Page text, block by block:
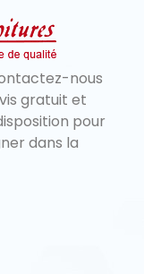
nous
gratuit et
pour
dans la